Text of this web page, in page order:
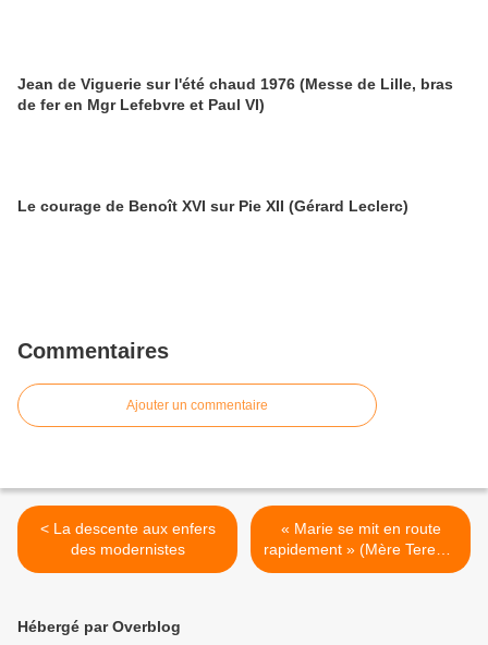
Jean de Viguerie sur l'été chaud 1976 (Messe de Lille, bras
de fer en Mgr Lefebvre et Paul VI)
Le courage de Benoît XVI sur Pie XII (Gérard Leclerc)
Commentaires
Ajouter un commentaire
< La descente aux enfers
des modernistes
« Marie se mit en route
rapidement » (Mère Teresa)
>
Hébergé par Overblog